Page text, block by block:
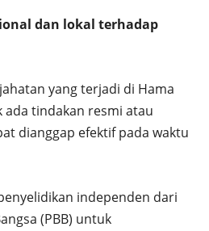
dan lokal terhadap
yang terjadi di Hama
ada tindakan resmi atau
dianggap efektif pada waktu
independen dari
(PBB) untuk